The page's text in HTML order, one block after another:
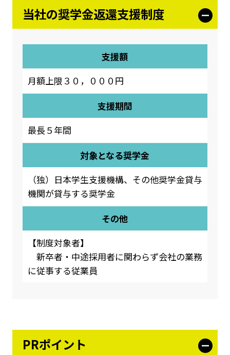
当社の奨学金返還支援制度
支援額
月額上限３０，０００円
支援期間
最長５年間
対象となる奨学金
（独）日本学生支援機構、その他奨学金貸与
機関が貸与する奨学金
その他
【制度対象者】
新卒者・中途採用者に関わらず会社の業務
に従事する従業員
PRポイント